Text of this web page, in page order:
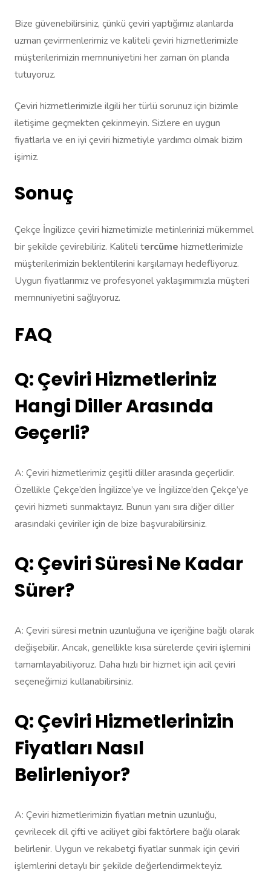
Bize güvenebilirsiniz, çünkü çeviri yaptığımız alanlarda
uzman çevirmenlerimiz ve kaliteli çeviri hizmetlerimizle
müşterilerimizin memnuniyetini her zaman ön planda
tutuyoruz.
Çeviri hizmetlerimizle ilgili her türlü sorunuz için bizimle
iletişime geçmekten çekinmeyin. Sizlere en uygun
fiyatlarla ve en iyi çeviri hizmetiyle yardımcı olmak bizim
işimiz.
Sonuç
Çekçe İngilizce çeviri hizmetimizle metinlerinizi mükemmel
bir şekilde çevirebiliriz. Kaliteli tercüme hizmetlerimizle
müşterilerimizin beklentilerini karşılamayı hedefliyoruz.
Uygun fiyatlarımız ve profesyonel yaklaşımımızla müşteri
memnuniyetini sağlıyoruz.
FAQ
Q: Çeviri Hizmetleriniz
Hangi Diller Arasında
Geçerli?
A: Çeviri hizmetlerimiz çeşitli diller arasında geçerlidir.
Özellikle Çekçe’den İngilizce’ye ve İngilizce’den Çekçe’ye
çeviri hizmeti sunmaktayız. Bunun yanı sıra diğer diller
arasındaki çeviriler için de bize başvurabilirsiniz.
Q: Çeviri Süresi Ne Kadar
Sürer?
A: Çeviri süresi metnin uzunluğuna ve içeriğine bağlı olarak
değişebilir. Ancak, genellikle kısa sürelerde çeviri işlemini
tamamlayabiliyoruz. Daha hızlı bir hizmet için acil çeviri
seçeneğimizi kullanabilirsiniz.
Q: Çeviri Hizmetlerinizin
Fiyatları Nasıl
Belirleniyor?
A: Çeviri hizmetlerimizin fiyatları metnin uzunluğu,
çevrilecek dil çifti ve aciliyet gibi faktörlere bağlı olarak
belirlenir. Uygun ve rekabetçi fiyatlar sunmak için çeviri
işlemlerini detaylı bir şekilde değerlendirmekteyiz.